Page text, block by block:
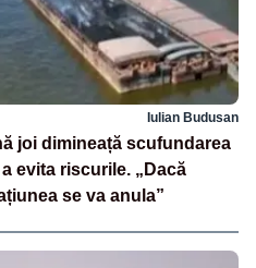
Iulian Budusan
joi dimineață scufundarea
evita riscurile. „Dacă
se va anula”